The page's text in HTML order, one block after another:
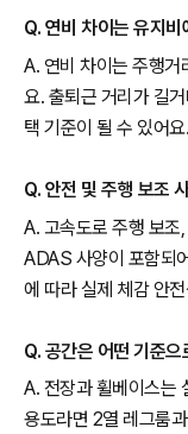
Q. 연비 차이는 유지
A. 연비 차이는 주행거
요. 출퇴근 거리가 길
택 기준이 될 수 있어요.
Q. 안전 및 주행 보조
A. 고속도로 주행 보조
ADAS 사양이 포함되
에 따라 실제 체감 안
Q. 공간은 어떤 기준
A. 전장과 휠베이스는
용도라면 2열 레그룸